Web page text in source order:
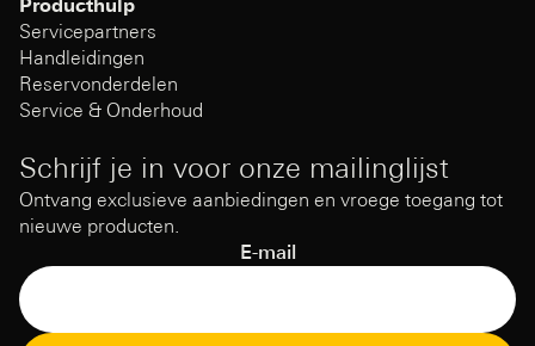
Producthulp
Servicepartners
Handleidingen
Reservonderdelen
Service & Onderhoud
Schrijf je in voor onze mailinglijst
Ontvang exclusieve aanbiedingen en vroege toegang tot
nieuwe producten.
E-mail